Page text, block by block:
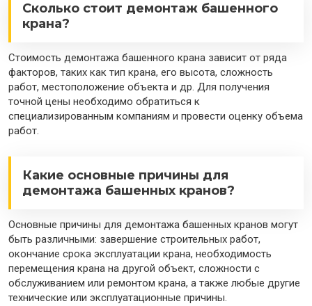
Сколько стоит демонтаж башенного
крана?
Стоимость демонтажа башенного крана зависит от ряда
факторов, таких как тип крана, его высота, сложность
работ, местоположение объекта и др. Для получения
точной цены необходимо обратиться к
специализированным компаниям и провести оценку объема
работ.
Какие основные причины для
демонтажа башенных кранов?
Основные причины для демонтажа башенных кранов могут
быть различными: завершение строительных работ,
окончание срока эксплуатации крана, необходимость
перемещения крана на другой объект, сложности с
обслуживанием или ремонтом крана, а также любые другие
технические или эксплуатационные причины.